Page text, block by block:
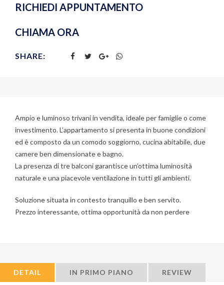
RICHIEDI APPUNTAMENTO
CHIAMA ORA
SHARE:
Ampio e luminoso trivani in vendita, ideale per famiglie o come
investimento. L’appartamento si presenta in buone condizioni
ed è composto da un comodo soggiorno, cucina abitabile, due
camere ben dimensionate e bagno.
La presenza di tre balconi garantisce un’ottima luminosità
naturale e una piacevole ventilazione in tutti gli ambienti.
Soluzione situata in contesto tranquillo e ben servito.
Prezzo interessante, ottima opportunità da non perdere
DETAIL IN PRIMO PIANO REVIEW